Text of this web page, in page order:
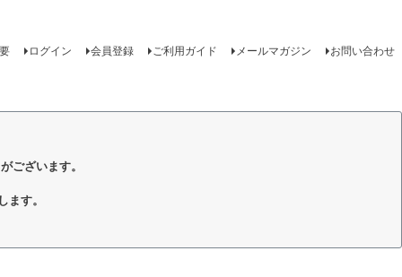
ログイン 会員登録 ご利用ガイド メールマガジン お問い合わせ
ございます。
ます。